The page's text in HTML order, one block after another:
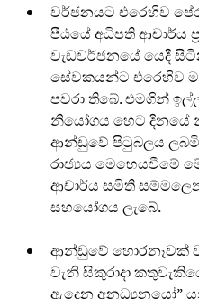
වර්ජනයට එරෙහිව
පීඨයේ අධිපති ආචාර්ය
වැඩවර්ජනයේ යෙදී
සේවකයන්ට එරෙහිව
පවරා තිබේ. එමගින්
නියෝගය හෙට දිනයේ
ආන්ඩුවේ පිටුබලය
රාජ්‍යය මෙහෙයවීමේ
ආචාර්ය සමිති
සහයෝගය ලැබේ.
ආන්ඩුවේ හොරනෑවක්
වැනි සිකුරාදා
ඇදෙන අනධ්‍යනයෝ”